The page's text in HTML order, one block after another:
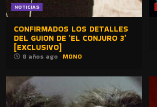
NOTICIAS
CONFIRMADOS LOS DETALLES
DEL GUION DE ‘EL CONJURO 3’
[EXCLUSIVO]
8 años ago MONO